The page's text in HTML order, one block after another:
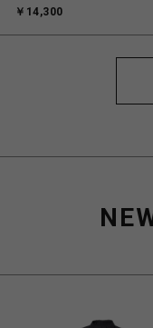
ォーム S/S シャツ
￥14,300